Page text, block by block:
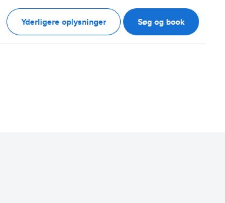
Yderligere oplysninger Søg og book